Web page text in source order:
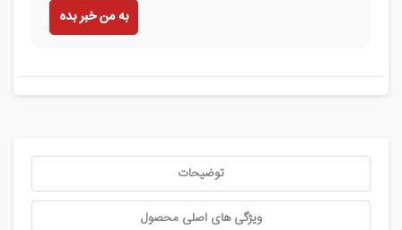
به من خبر بده
توضیحات
ویژگی های اصلی محصول